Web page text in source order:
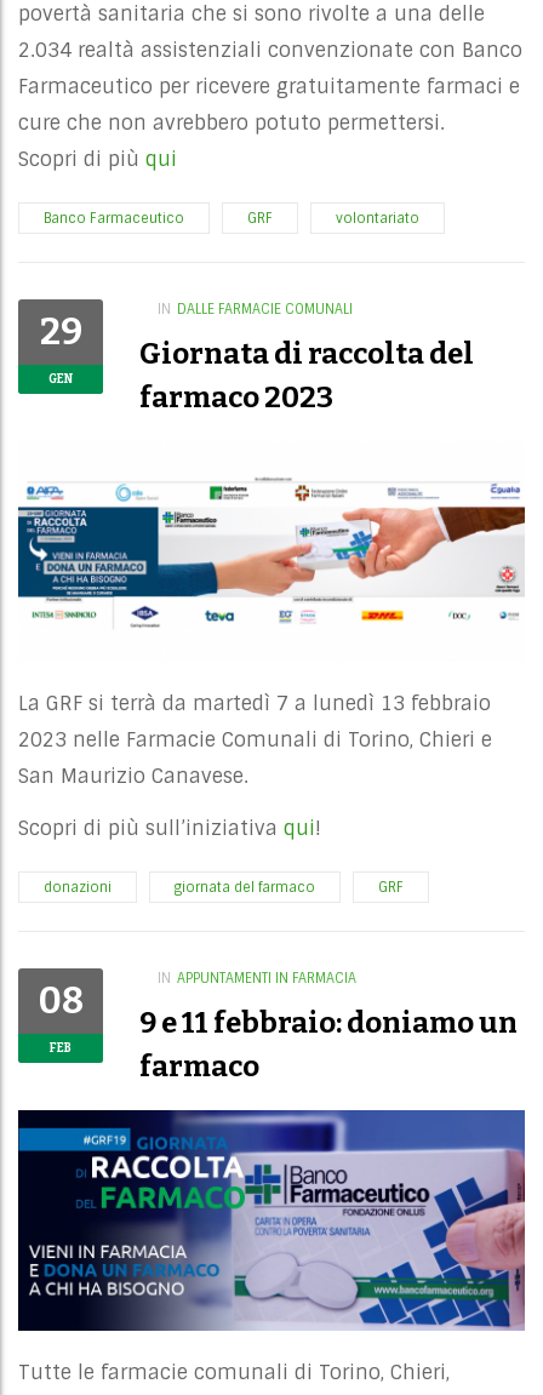
povertà sanitaria che si sono rivolte a una delle
2.034 realtà assistenziali convenzionate con Banco
Farmaceutico per ricevere gratuitamente farmaci e
cure che non avrebbero potuto permettersi.
Scopri di più qui
Banco Farmaceutico GRF volontariato
29
GEN
IN DALLE FARMACIE COMUNALI
Giornata di raccolta del
farmaco 2023
La GRF si terrà da martedì 7 a lunedì 13 febbraio
2023 nelle Farmacie Comunali di Torino, Chieri e
San Maurizio Canavese.
Scopri di più sull’iniziativa qui!
donazioni giornata del farmaco GRF
08
FEB
IN APPUNTAMENTI IN FARMACIA
9 e 11 febbraio: doniamo un
farmaco
Tutte le farmacie comunali di Torino, Chieri,